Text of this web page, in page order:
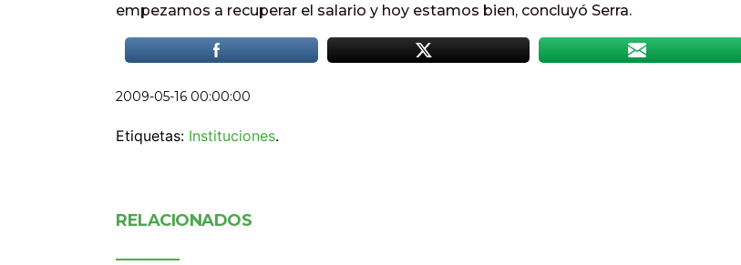
empezamos a recuperar el salario y hoy estamos bien, concluyó Serra.
2009-05-16 00:00:00
Etiquetas: Instituciones.
RELACIONADOS